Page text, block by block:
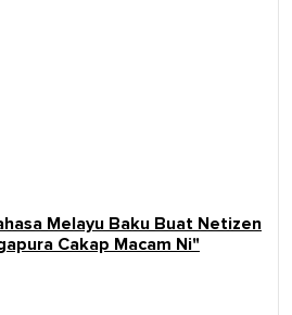
Melayu Baku Buat Netizen
Cakap Macam Ni"